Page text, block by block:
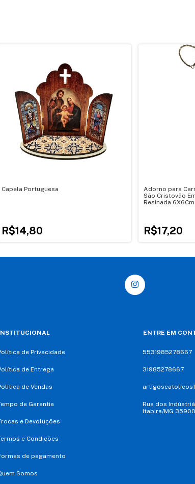
Capela Portuguesa
R$14,80
Adorno para
São Cristovão
Resinada 6X6Cm
R$17,20
de Privacidade
de Entrega
de Vendas
de Garantia
e Devoluções
e Condições
de pagamento
Somos
ENTRE EM
5531985278667
31985278667
Rua dos
Itabira/MG